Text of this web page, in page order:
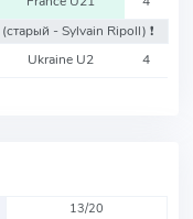
(старый - Sylvain Ripoll) ❗️
Ukraine U2 4
13/20